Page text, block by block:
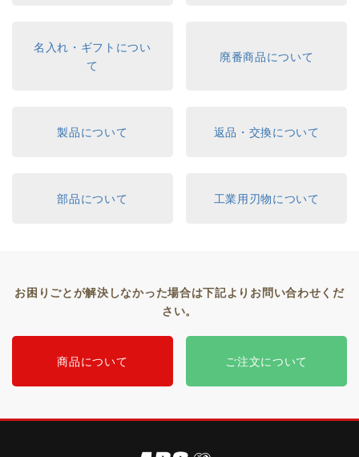
名入れ・ギフトについ
て
廃番商品について
製品について 返品・交換について
部品について 工業用刃物について
お困りごとが解決しなかった場合は下記よりお問い合わせくだ
さい。
商品について ご注文について